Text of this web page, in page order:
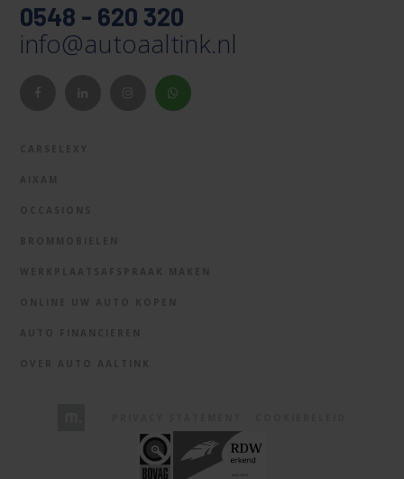
0548 - 620 320
info@autoaaltink.nl